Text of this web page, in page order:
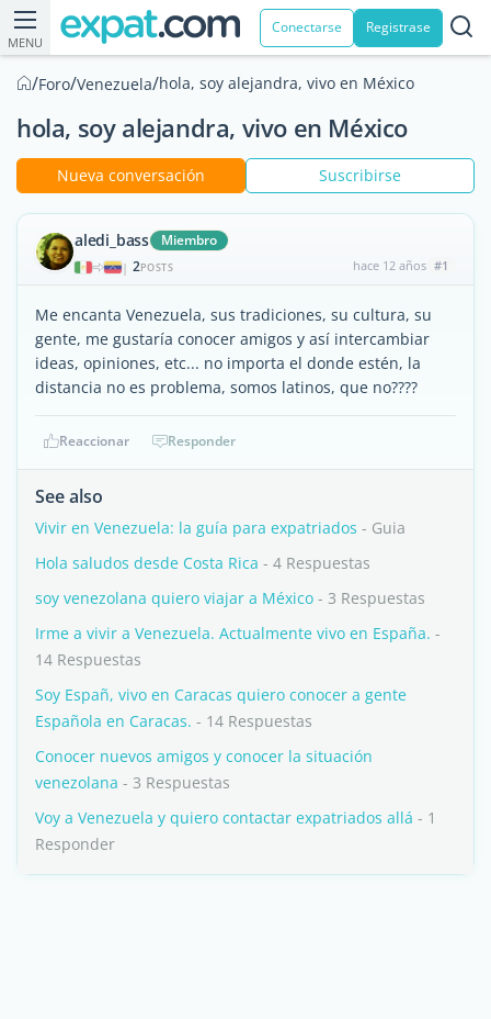
MENU
Conectarse Registrase
/Foro/Venezuela/hola, soy alejandra, vivo en México
hola, soy alejandra, vivo en México
Nueva conversación Suscribirse
aledi_bass Miembro
| 2POSTS hace 12 años #1
Me encanta Venezuela, sus tradiciones, su cultura, su
gente, me gustaría conocer amigos y así intercambiar
ideas, opiniones, etc... no importa el donde estén, la
distancia no es problema, somos latinos, que no????
Reaccionar Responder
See also
Vivir en Venezuela: la guía para expatriados - Guia
Hola saludos desde Costa Rica - 4 Respuestas
soy venezolana quiero viajar a México - 3 Respuestas
Irme a vivir a Venezuela. Actualmente vivo en España. -
14 Respuestas
Soy Españ, vivo en Caracas quiero conocer a gente
Española en Caracas. - 14 Respuestas
Conocer nuevos amigos y conocer la situación
venezolana - 3 Respuestas
Voy a Venezuela y quiero contactar expatriados allá - 1
Responder